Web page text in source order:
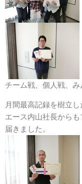
チーム戦、個人戦、み
月間最高記録を樹立
エース内山社長から
届きました。